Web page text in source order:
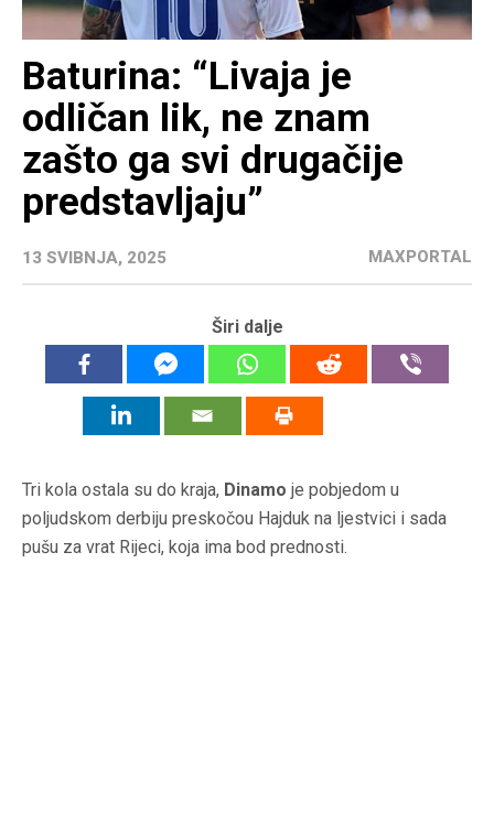
Baturina: “Livaja je
odličan lik, ne znam
zašto ga svi drugačije
predstavljaju”
13 SVIBNJA, 2025 MAXPORTAL
Širi dalje
Tri kola ostala su do kraja, Dinamo je pobjedom u
poljudskom derbiju preskočou Hajduk na ljestvici i sada
pušu za vrat Rijeci, koja ima bod prednosti.